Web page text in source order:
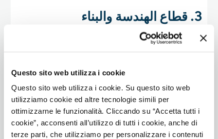
Questo sito web utilizza i cookie
Questo sito web utilizza i cookie. Su questo sito web
utilizziamo cookie ed altre tecnologie simili per
ottimizzarne le funzionalità. Cliccando su “Accetta tutti i
cookie”, acconsenti all’utilizzo di tutti i cookie, anche di
terze parti, che utilizziamo per personalizzare i contenuti
3. قطاع الهندسة والبناء
تخلق مشاريع أفق دبي والبنية التحتية الآخذة في
الأدوار الأكثر طلبًا:
المهندسون المدنيون والإنشائيون
المهندسين المعماريين ومصممي الديكور الداخلي
مديرو مشاريع البناء